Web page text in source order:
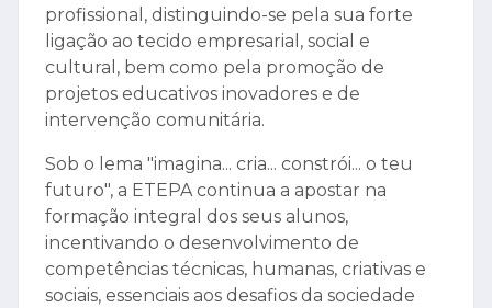
profissional, distinguindo-se pela sua forte
ligação ao tecido empresarial, social e
cultural, bem como pela promoção de
projetos educativos inovadores e de
intervenção comunitária.
Sob o lema "imagina... cria... constrói... o teu
futuro", a ETEPA continua a apostar na
formação integral dos seus alunos,
incentivando o desenvolvimento de
competências técnicas, humanas, criativas e
sociais, essenciais aos desafios da sociedade